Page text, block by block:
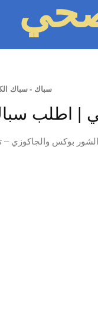
سباك - سباك
سباك الآن
بوكس والجاكوزي